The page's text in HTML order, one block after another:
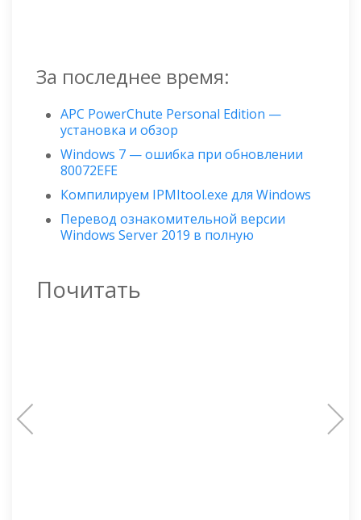
За последнее время:
APC PowerChute Personal Edition —
установка и обзор
Windows 7 — ошибка при обновлении
80072EFE
Компилируем IPMItool.exe для Windows
Перевод ознакомительной версии
Windows Server 2019 в полную
Почитать